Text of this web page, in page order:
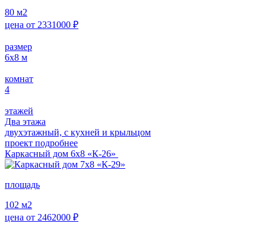
80 м2
цена от 2331000 ₽
размер
6х8 м
комнат
4
этажей
Два этажа
двухэтажный, с кухней и крыльцом
проект подробнее
Каркасный дом 6х8 «К-26»
площадь
102 м2
цена от 2462000 ₽